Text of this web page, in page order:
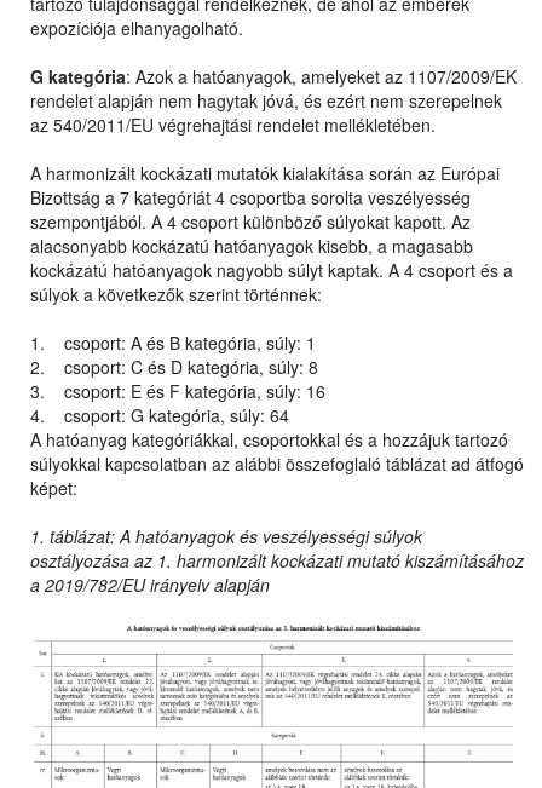
expozíciója elhanyagolható.
G kategória: Azok a hatóanyagok, amelyeket az 1107/2009/EK
rendelet alapján nem hagytak jóvá, és ezért nem szerepelnek
az 540/2011/EU végrehajtási rendelet mellékletében.
A harmonizált kockázati mutatók kialakítása során az Európai
Bizottság a 7 kategóriát 4 csoportba sorolta veszélyesség
szempontjából. A 4 csoport különböző súlyokat kapott. Az
alacsonyabb kockázatú hatóanyagok kisebb, a magasabb
kockázatú hatóanyagok nagyobb súlyt kaptak. A 4 csoport és a
súlyok a következők szerint történnek:
1. csoport: A és B kategória, súly: 1
2. csoport: C és D kategória, súly: 8
3. csoport: E és F kategória, súly: 16
4. csoport: G kategória, súly: 64
A hatóanyag kategóriákkal, csoportokkal és a hozzájuk tartozó
súlyokkal kapcsolatban az alábbi összefoglaló táblázat ad átfogó
képet:
1. táblázat: A hatóanyagok és veszélyességi súlyok
osztályozása az 1. harmonizált kockázati mutató kiszámításához
a 2019/782/EU irányelv alapján